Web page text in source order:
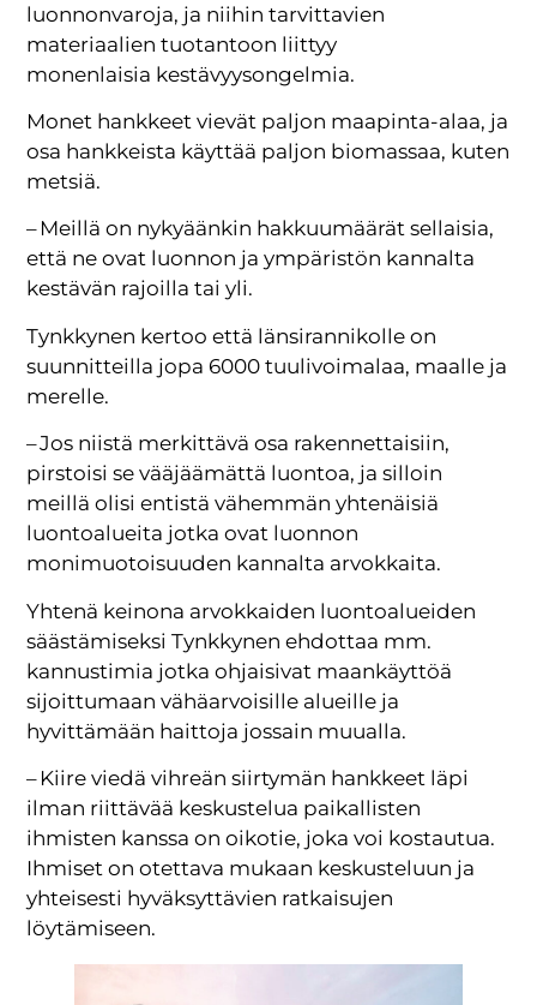
luonnonvaroja, ja niihin tarvittavien
materiaalien tuotantoon liittyy
monenlaisia kestävyysongelmia.
Monet hankkeet vievät paljon maapinta-alaa, ja
osa hankkeista käyttää paljon biomassaa, kuten
metsiä.
– Meillä on nykyäänkin hakkuumäärät sellaisia,
että ne ovat luonnon ja ympäristön kannalta
kestävän rajoilla tai yli.
Tynkkynen kertoo että länsirannikolle on
suunnitteilla jopa 6000 tuulivoimalaa, maalle ja
merelle.
– Jos niistä merkittävä osa rakennettaisiin,
pirstoisi se vääjäämättä luontoa, ja silloin
meillä olisi entistä vähemmän yhtenäisiä
luontoalueita jotka ovat luonnon
monimuotoisuuden kannalta arvokkaita.
Yhtenä keinona arvokkaiden luontoalueiden
säästämiseksi Tynkkynen ehdottaa mm.
kannustimia jotka ohjaisivat maankäyttöä
sijoittumaan vähäarvoisille alueille ja
hyvittämään haittoja jossain muualla.
– Kiire viedä vihreän siirtymän hankkeet läpi
ilman riittävää keskustelua paikallisten
ihmisten kanssa on oikotie, joka voi kostautua.
Ihmiset on otettava mukaan keskusteluun ja
yhteisesti hyväksyttävien ratkaisujen
löytämiseen.